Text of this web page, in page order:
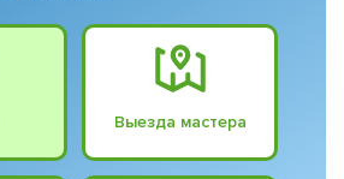
Выезда мастера